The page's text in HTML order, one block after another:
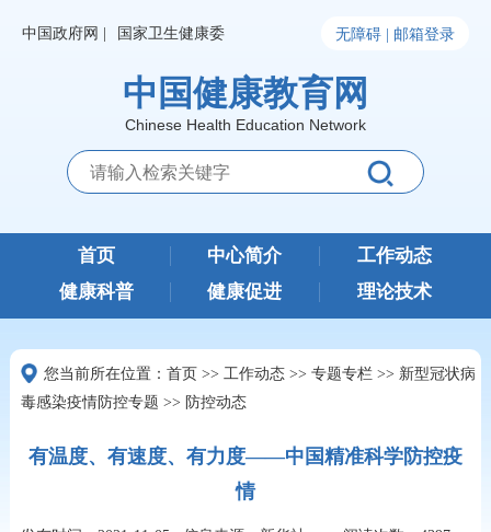
中国政府网 | 国家卫生健康委 无障碍 | 邮箱登录
中国健康教育网
Chinese Health Education Network
首页 中心简介
工作动态
健康科普
健康促进 理论技术
您当前所在位置： 首页 >> 工作动态>> 专题专栏>> 新型冠状病
毒感染疫情防控专题 >> 防控动态
有温度、有速度、有力度——中国精准科学防控疫
情